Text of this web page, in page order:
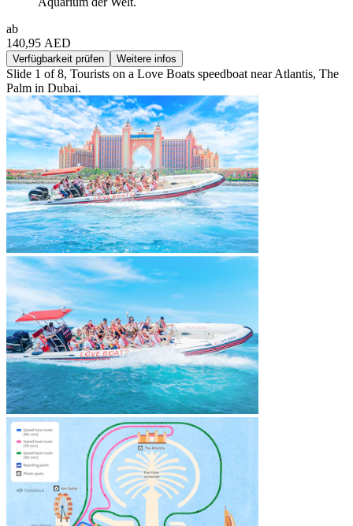
ab
140,95 AED
Verfügbarkeit prüfen Weitere infos
Slide 1 of 8, Tourists on a Love Boats speedboat near Atlantis, The
Palm in Dubai.